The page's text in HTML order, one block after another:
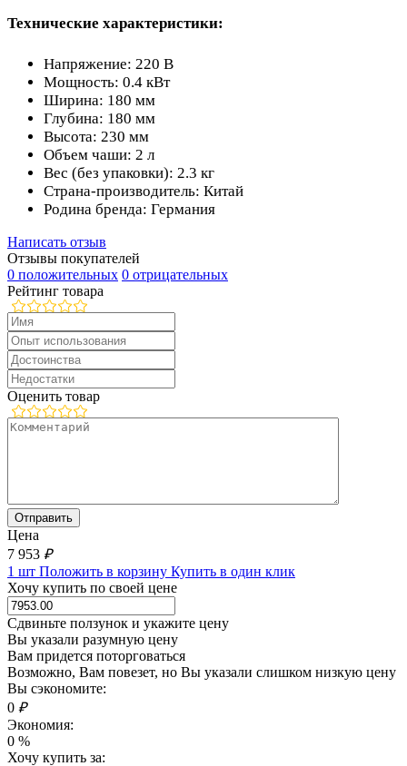
Технические характеристики:
Напряжение: 220 В
Мощность: 0.4 кВт
Ширина: 180 мм
Глубина: 180 мм
Высота: 230 мм
Объем чаши: 2 л
Вес (без упаковки): 2.3 кг
Страна-производитель: Китай
Родина бренда: Германия
Написать отзыв
Отзывы покупателей
0 положительных 0 отрицательных
Рейтинг товара
Оценить товар
Цена
7 953 ₽
1 шт Положить в корзину Купить в один клик
Хочу купить по своей цене
Сдвиньте ползунок и укажите цену
Вы указали разумную цену
Вам придется поторговаться
Возможно, Вам повезет, но Вы указали слишком низкую цену
Вы сэкономите:
0 ₽
Экономия:
0 %
Хочу купить за: